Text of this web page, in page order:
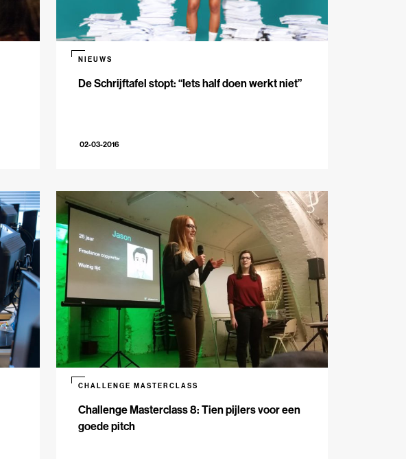
De Schrijftafel stopt: “Iets half doen werkt niet”
NIEUWS
02-03-2016
Challenge Masterclass 8: Tien pijlers voor een
goede pitch
CHALLENGE MASTERCLASS